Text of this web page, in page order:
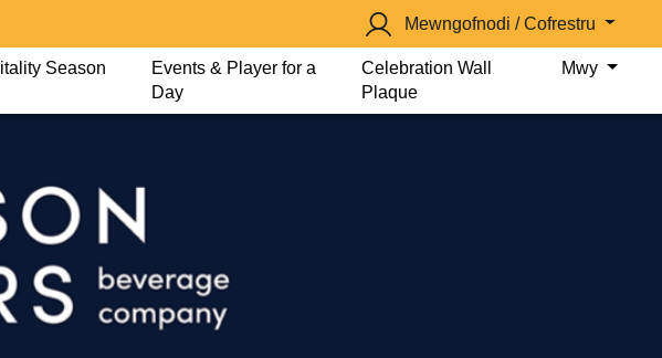
Mewngofnodi / Cofrestru
Season
Events & Player for a
Day
Celebration Wall
Plaque
Mwy